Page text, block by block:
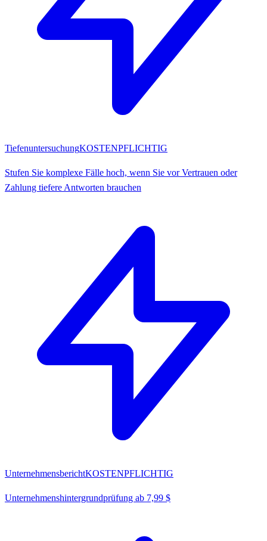
TiefenuntersuchungKOSTENPFLICHTIG
Stufen Sie komplexe Fälle hoch, wenn Sie vor Vertrauen oder
Zahlung tiefere Antworten brauchen
UnternehmensberichtKOSTENPFLICHTIG
Unternehmenshintergrundprüfung ab 7,99 $